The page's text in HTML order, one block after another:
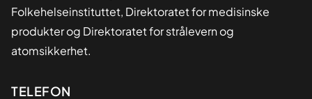
Folkehelseinstituttet, Direktoratet for medisinske
produkter og Direktoratet for strålevern og
atomsikkerhet.
Kontaktinformasjon
TELEFON